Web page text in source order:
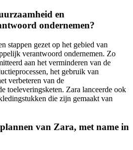
en
ondernemen?
stappen gezet op het gebied van
verantwoord ondernemen. Zo
aan het verminderen van de
het gebruik van
verbeteren van de
toeleveringsketen. Zara lanceerde ook
die zijn gemaakt van
van Zara, met name in